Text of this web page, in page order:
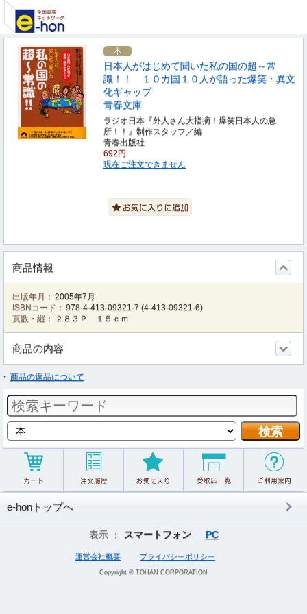
日本人がはじめて聞いた私の国の超～常
識！！ １０カ国１０人が語った爆笑・異文
化ギャップ
青春文庫
ラジオ日本『外人さん大指摘！爆笑日本人の急
所！！』制作スタッフ／編
青春出版社
692円
現在ご注文できません
商品情報
出版年月： 2005年7月
ISBNコード： 978-4-413-09321-7 (4-413-09321-6)
頁数・縦：
２８３Ｐ １５ｃｍ
商品の内容
商品の返品について
e-honトップへ
表示 ： スマートフォン PC
運営会社概要 プライバシーポリシー
Copyright © TOHAN CORPORATION